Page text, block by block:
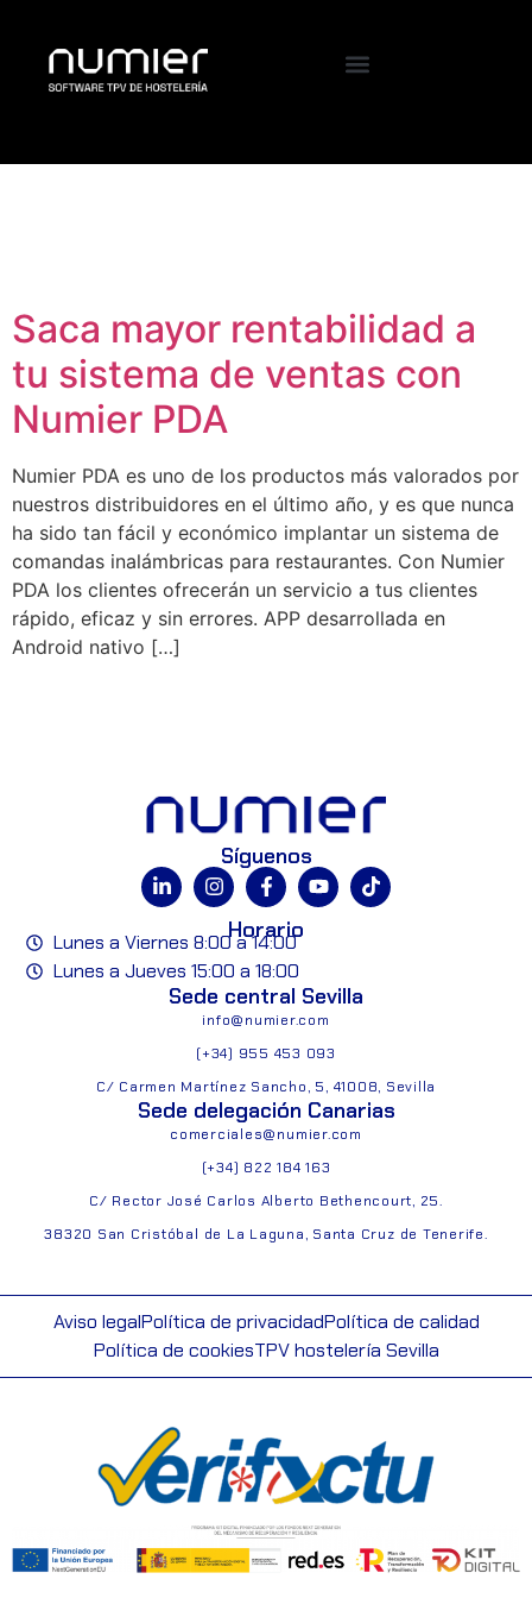
Saca mayor rentabilidad a
tu sistema de ventas con
Numier PDA
Numier PDA es uno de los productos más valorados por
nuestros distribuidores en el último año, y es que nunca
ha sido tan fácil y económico implantar un sistema de
comandas inalámbricas para restaurantes. Con Numier
PDA los clientes ofrecerán un servicio a tus clientes
rápido, eficaz y sin errores. APP desarrollada en
Android nativo […]
Síguenos
Horario
Lunes a Viernes 8:00 a 14:00
Lunes a Jueves 15:00 a 18:00
Sede central Sevilla
info@numier.com
(+34) 955 453 093
C/ Carmen Martínez Sancho, 5, 41008, Sevilla
Sede delegación Canarias
comerciales@numier.com
(+34) 822 184 163
C/ Rector José Carlos Alberto Bethencourt, 25.
38320 San Cristóbal de La Laguna, Santa Cruz de Tenerife.
Aviso legalPolítica de privacidadPolítica de calidad
Política de cookiesTPV hostelería Sevilla